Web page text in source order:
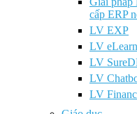
cấp ERP
LV EXP
LV
LV
LV
LV